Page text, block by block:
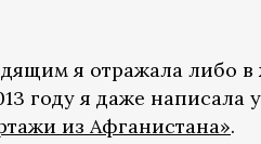
я отражала либо в
году я даже написала
из Афганистана».